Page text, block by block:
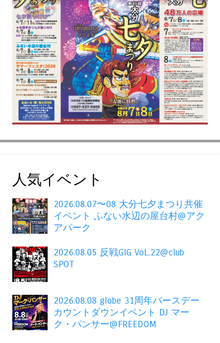
人気イベント
2026.08.07〜08 大分七夕まつり共催
イベント ふない水辺の屋台村@アク
アパーク
2026.08.05 反戦GIG VoL.22@club
SPOT
2026.08.08 globe 31周年バースデー
カウントダウンイベント DJ マー
ク・パンサー@FREEDOM